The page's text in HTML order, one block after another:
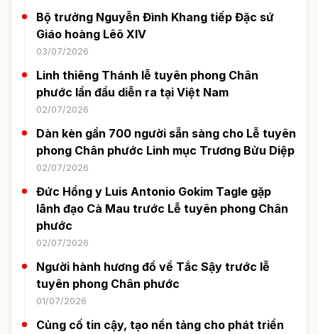
Bộ trưởng Nguyễn Đình Khang tiếp Đặc sứ
Giáo hoàng Lêô XIV
03/07/2026
Linh thiêng Thánh lễ tuyên phong Chân
phước lần đầu diễn ra tại Việt Nam
02/07/2026
Dàn kèn gần 700 người sẵn sàng cho Lễ tuyên
phong Chân phước Linh mục Trương Bửu Diệp
02/07/2026
Đức Hồng y Luis Antonio Gokim Tagle gặp
lãnh đạo Cà Mau trước Lễ tuyên phong Chân
phước
02/07/2026
Người hành hương đổ về Tắc Sậy trước lễ
tuyên phong Chân phước
01/07/2026
Củng cố tin cậy, tạo nền tảng cho phát triển